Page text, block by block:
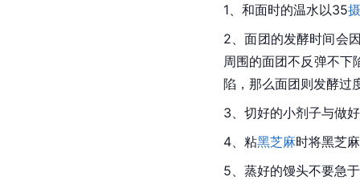
1、和面时的温水以35
2、面团的发酵时间会
周围的面团不反弹不下
陷，那么面团则发酵过
3、切好的小剂子与做
4、粘黑芝麻时将黑芝
5、蒸好的馒头不要急